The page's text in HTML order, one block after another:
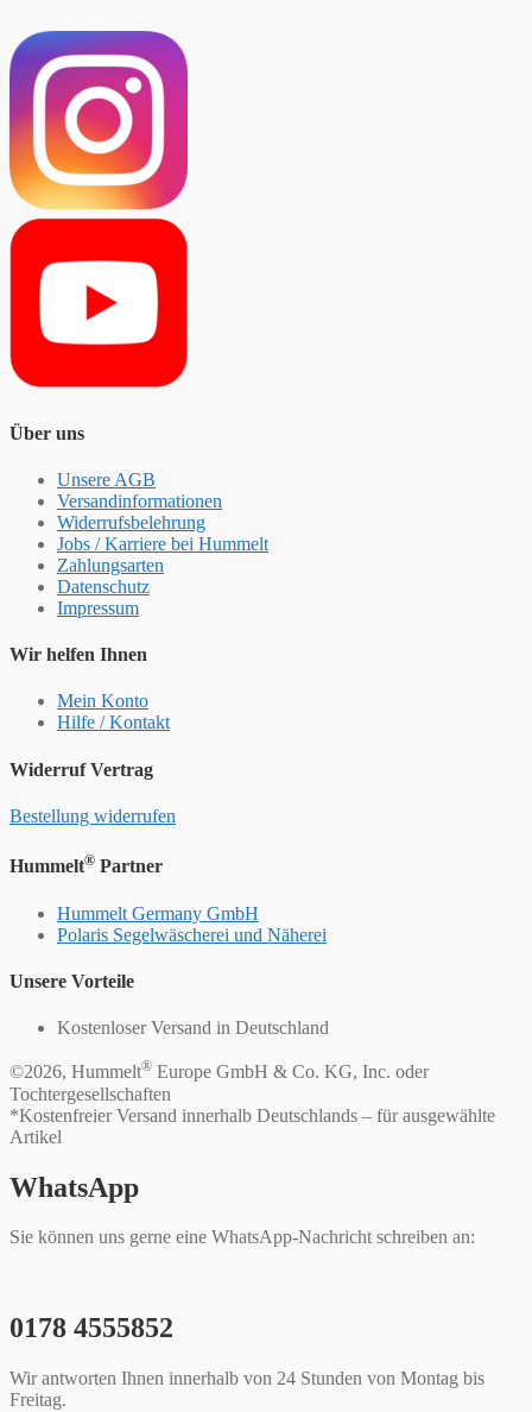
Über uns
Unsere AGB
Versandinformationen
Widerrufsbelehrung
Jobs / Karriere bei Hummelt
Zahlungsarten
Datenschutz
Impressum
Wir helfen Ihnen
Mein Konto
Hilfe / Kontakt
Widerruf Vertrag
Bestellung widerrufen
Hummelt® Partner
Hummelt Germany GmbH
Polaris Segelwäscherei und Näherei
Unsere Vorteile
Kostenloser Versand in Deutschland
©2026, Hummelt® Europe GmbH & Co. KG, Inc. oder
Tochtergesellschaften
*Kostenfreier Versand innerhalb Deutschlands – für ausgewählte
Artikel
WhatsApp
Sie können uns gerne eine WhatsApp-Nachricht schreiben an:
0178 4555852
Wir antworten Ihnen innerhalb von 24 Stunden von Montag bis
Freitag.